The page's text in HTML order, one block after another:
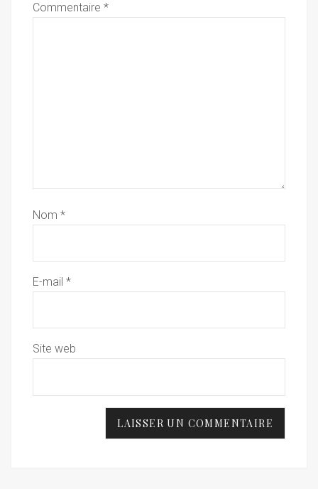
Commentaire *
Nom *
E-mail *
Site web